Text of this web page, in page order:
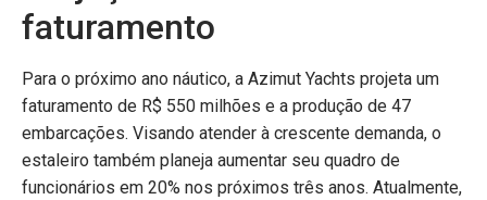
faturamento
Para o próximo ano náutico, a Azimut Yachts projeta um
faturamento de R$ 550 milhões e a produção de 47
embarcações. Visando atender à crescente demanda, o
estaleiro também planeja aumentar seu quadro de
funcionários em 20% nos próximos três anos. Atualmente,